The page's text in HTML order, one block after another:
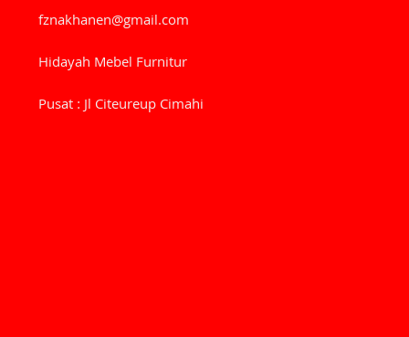
fznakhanen@gmail.com
Hidayah Mebel Furnitur
Pusat : Jl Citeureup Cimahi